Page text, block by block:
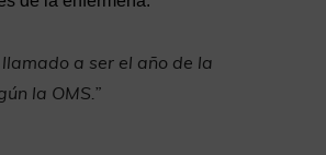
a ser el año de la
la OMS.”